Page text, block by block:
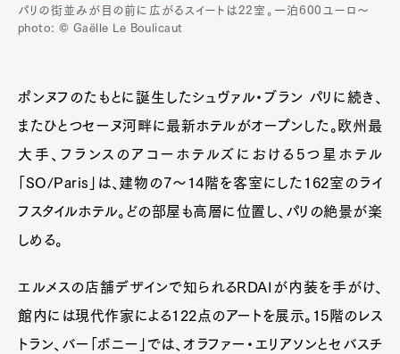
パリの街並みが目の前に広がるスイートは22室。一泊600ユーロ～
photo: © Gaëlle Le Boulicaut
ポンヌフのたもとに誕生したシュヴァル・ブラン パリに続き、
またひとつセーヌ河畔に最新ホテルがオープンした。欧州最
大手、フランスのアコーホテルズにおける5つ星ホテル
「SO/Paris」は、建物の7～14階を客室にした162室のライ
フスタイルホテル。どの部屋も高層に位置し、パリの絶景が楽
しめる。
エルメスの店舗デザインで知られるRDAIが内装を手がけ、
館内には現代作家による122点のアートを展示。15階のレス
トラン、バー「ボニー」では、オラファー・エリアソンとセバスチ